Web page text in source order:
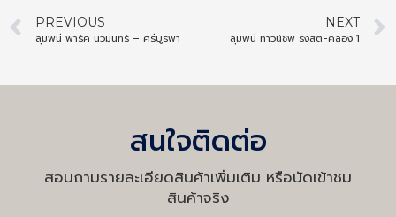
PREVIOUS
ลุมพินี พาร์ค นวมินทร์ – ศรีบูรพา
NEXT
ลุมพินี ทาวน์ชิพ รังสิต-คลอง 1
สนใจติดต่อ
สอบถามรายละเอียดสินค้าเพิ่มเติม หรือนัดเข้าชม
สินค้าจริง